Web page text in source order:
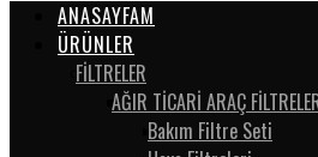
ANASAYFAM
ÜRÜNLER
FİLTRELER
AĞIR TİCARİ ARAÇ
Bakım Filtre Seti